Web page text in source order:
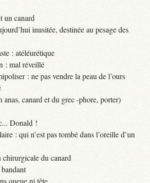
un canard
inusitée, destinée au pesage des
: atéléurétique
: mal réveillé
: ne pas vendre la peau de l’ours
anas, canard et du grec -phore, porter)
Donald !
: qui n’est pas tombé dans l’oreille d’un
du canard
queue ni tête